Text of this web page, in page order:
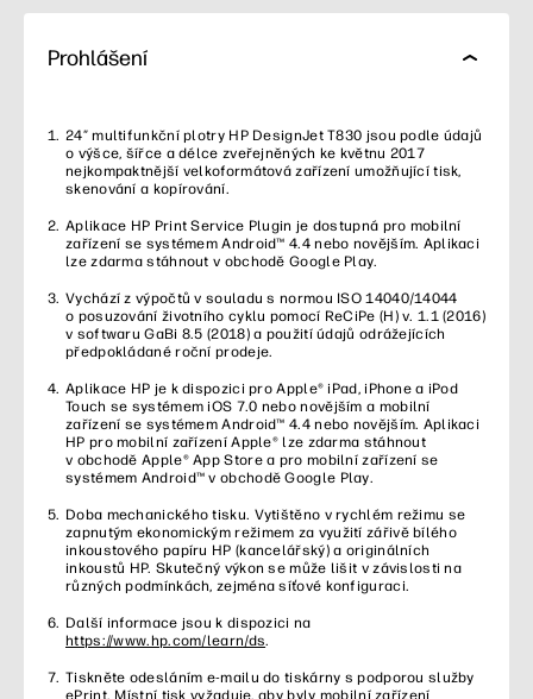
Prohlášení
24″ multifunkční plotry HP DesignJet T830 jsou podle údajů
o výšce, šířce a délce zveřejněných ke květnu 2017
nejkompaktnější velkoformátová zařízení umožňující tisk,
skenování a kopírování.
Aplikace HP Print Service Plugin je dostupná pro mobilní
zařízení se systémem Android™ 4.4 nebo novějším. Aplikaci
lze zdarma stáhnout v obchodě Google Play.
Vychází z výpočtů v souladu s normou ISO 14040/14044
o posuzování životního cyklu pomocí ReCiPe (H) v. 1.1 (2016)
v softwaru GaBi 8.5 (2018) a použití údajů odrážejících
předpokládané roční prodeje.
Aplikace HP je k dispozici pro Apple® iPad, iPhone a iPod
Touch se systémem iOS 7.0 nebo novějším a mobilní
zařízení se systémem Android™ 4.4 nebo novějším. Aplikaci
HP pro mobilní zařízení Apple® lze zdarma stáhnout
v obchodě Apple® App Store a pro mobilní zařízení se
systémem Android™ v obchodě Google Play.
Doba mechanického tisku. Vytištěno v rychlém režimu se
zapnutým ekonomickým režimem za využití zářivě bílého
inkoustového papíru HP (kancelářský) a originálních
inkoustů HP. Skutečný výkon se může lišit v závislosti na
různých podmínkách, zejména síťové konfiguraci.
Další informace jsou k dispozici na
https://www.hp.com/learn/ds.
Tiskněte odesláním e-mailu do tiskárny s podporou služby